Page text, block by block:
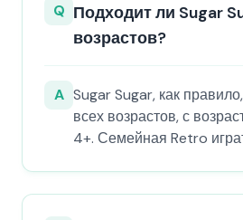
Q Подходит ли Sugar
возрастов?
A Sugar Sugar, как
всех возрастов, с
4+. Семейная Retro